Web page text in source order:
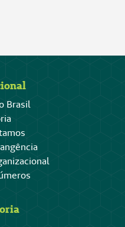
Brasil